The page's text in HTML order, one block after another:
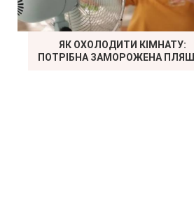
ЯК ОХОЛОДИТИ КІМНАТУ:
ПОТРІБНА ЗАМОРОЖЕНА